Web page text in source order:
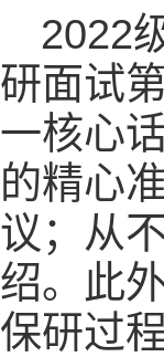
2022
研面试
一核心
的精心
议；从
绍。此
保研过